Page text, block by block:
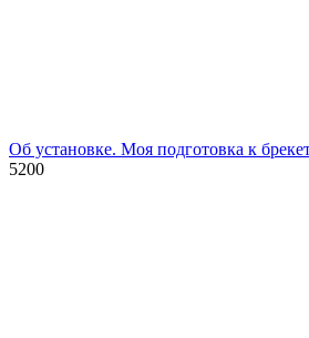
Об установке. Моя подготовка к
5200